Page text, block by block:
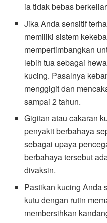
ia tidak bebas
Jika Anda sensitif
memiliki sistem
mempertimbangkan
lebih tua sebagai
kucing. Pasalnya
menggigit dan
sampai 2 tahun.
Gigitan atau cakaran
penyakit berbahaya
sebagai upaya
berbahaya tersebut
divaksin.
Pastikan kucing Anda
kutu dengan rutin
membersihkan